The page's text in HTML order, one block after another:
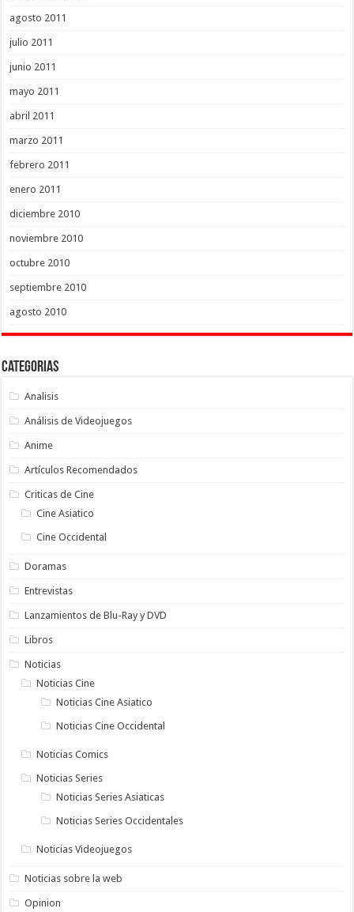
agosto 2011
julio 2011
junio 2011
mayo 2011
abril 2011
marzo 2011
febrero 2011
enero 2011
diciembre 2010
noviembre 2010
octubre 2010
septiembre 2010
agosto 2010
Categorias
Analisis
Análisis de Videojuegos
Anime
Artículos Recomendados
Criticas de Cine
Cine Asiatico
Cine Occidental
Doramas
Entrevistas
Lanzamientos de Blu-Ray y DVD
Libros
Noticias
Noticias Cine
Noticias Cine Asiatico
Noticias Cine Occidental
Noticias Comics
Noticias Series
Noticias Series Asiaticas
Noticias Series Occidentales
Noticias Videojuegos
Noticias sobre la web
Opinion